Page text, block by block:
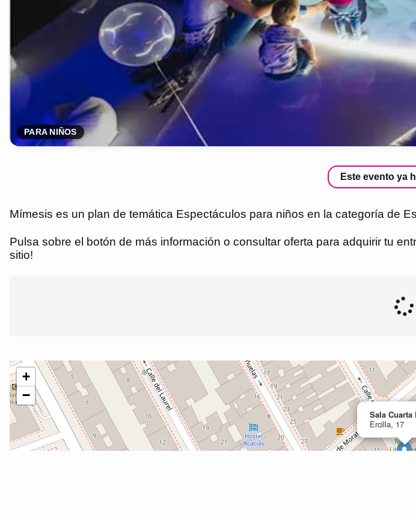
PARA NIÑOS
Este evento ya
Mímesis es un plan de temática Espectáculos para niños en la categoría de
Pulsa sobre el botón de más información o consultar oferta para adquirir tu
sitio!